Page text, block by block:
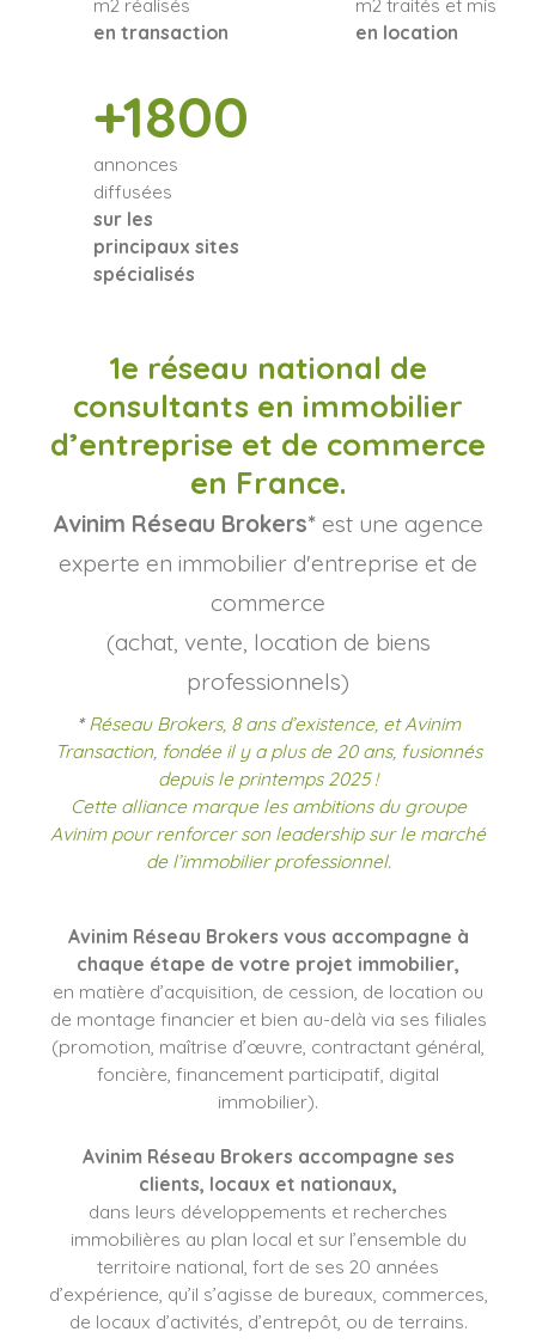
en transaction
en location
+1800
annonces
diffusées
sur les
principaux sites
spécialisés
1e réseau national de
consultants en immobilier
d’entreprise et de commerce
en France.
Avinim Réseau Brokers* est une agence
experte en immobilier d'entreprise et de
commerce
(achat, vente, location de biens
professionnels)
*Réseau Brokers, 8 ans d’existence, et Avinim
Transaction, fondée il y a plus de 20 ans, fusionnés
depuis le printemps 2025 !
Cette alliance marque les ambitions du groupe
Avinim pour renforcer son leadership sur le marché
de l’immobilier professionnel.
Avinim Réseau Brokers vous accompagne à
chaque étape de votre projet immobilier,
en matière d’acquisition, de cession, de location ou
de montage financier et bien au-delà via ses filiales
(promotion, maîtrise d’œuvre, contractant général,
foncière, financement participatif, digital
immobilier).
Avinim Réseau Brokers accompagne ses
clients, locaux et nationaux,
dans leurs développements et recherches
immobilières au plan local et sur l’ensemble du
territoire national, fort de ses 20 années
d’expérience, qu’il s’agisse de bureaux, commerces,
de locaux d’activités, d’entrepôt, ou de terrains.